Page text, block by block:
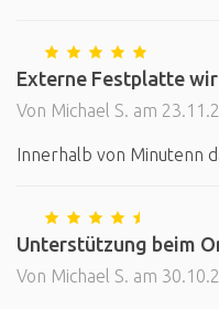
Externe Festplatte
Von Michael S. am
Innerhalb von Minutenn
Unterstützung beim
Von Michael S. am